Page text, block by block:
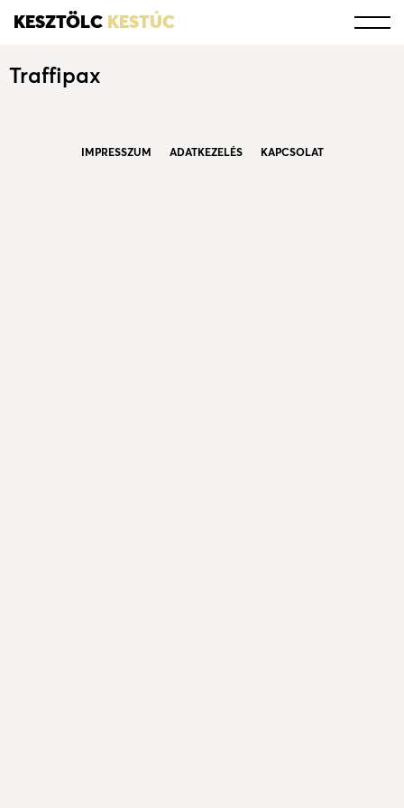
KESZTÖLC KESTÚC
Traffipax
IMPRESSZUM ADATKEZELÉS KAPCSOLAT